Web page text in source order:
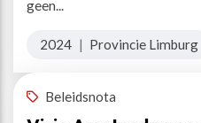
geen...
2024 | Provincie Limburg
Beleidsnota